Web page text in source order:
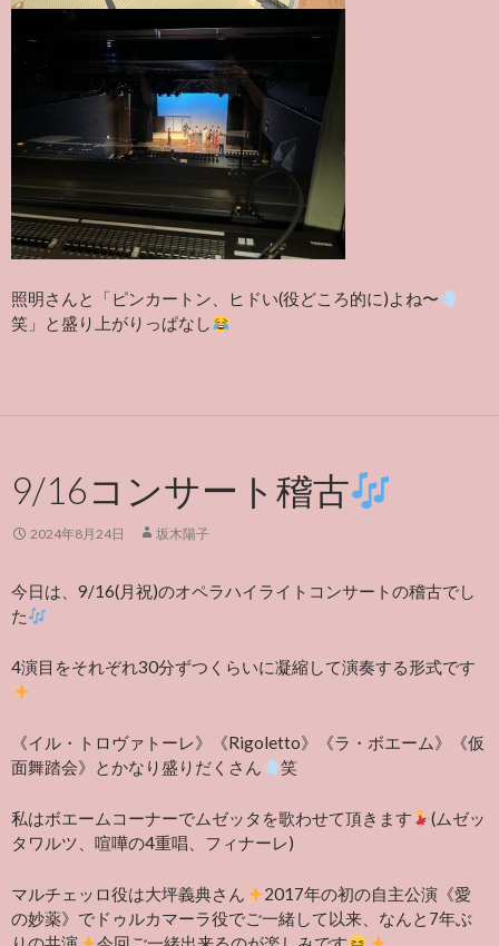
照明さんと「ピンカートン、ヒドい(役どころ的に)よね〜
笑」と盛り上がりっぱなし
9/16コンサート稽古
2024年8月24日 坂木陽子
今日は、9/16(月祝)のオペラハイライトコンサートの稽古でし
た
4演目をそれぞれ30分ずつくらいに凝縮して演奏する形式です
《イル・トロヴァトーレ》《Rigoletto》《ラ・ボエーム》《仮
面舞踏会》とかなり盛りだくさん
笑
私はボエームコーナーでムゼッタを歌わせて頂きます
(ムゼッ
タワルツ、喧嘩の4重唱、フィナーレ)
マルチェッロ役は大坪義典さん
2017年の初の自主公演《愛
の妙薬》でドゥルカマーラ役でご一緒して以来、なんと7年ぶ